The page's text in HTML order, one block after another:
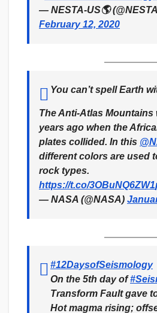
— NESTA-US🌎
February 12, 2020
You can’t spell Earth
The Anti-Atlas Mountains
years ago when the
plates collided. In this
different colors are used
rock types.
https://t.co/3OBuNQ6ZW1
— NASA (@NASA)
#12DaysofSeismology
On the 5th day of
Transform Fault gave
Hot magma rising;